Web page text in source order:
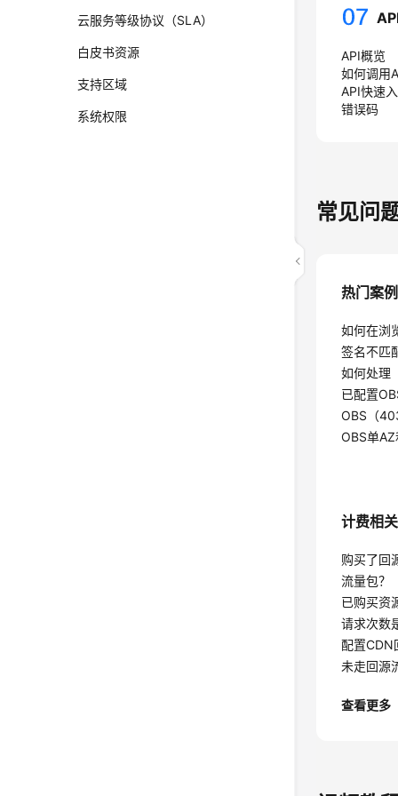
云服务等级协议（SLA）
白皮书资源
支持区域
系统权限
API概览
如何调用
API快速
错误码
常见问
热门案例
如何在浏
签名不匹
如何处理
已配置
OBS（
OBS单
计费相关
购买了回
流量包？
已购买资
请求次数
配置CDN
未走回源
查看更多